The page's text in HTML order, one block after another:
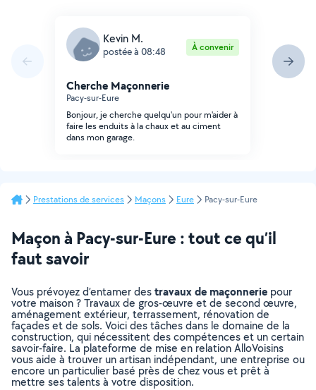
Kevin M.
postée à 08:48 À convenir
Cherche Maçonnerie
Pacy-sur-Eure
Bonjour, je cherche quelqu'un pour m'aider à
faire les enduits à la chaux et au ciment
dans mon garage.
Prestations de services Maçons Eure Pacy-sur-Eure
Maçon à Pacy-sur-Eure : tout ce qu’il
faut savoir
Vous prévoyez d’entamer destravaux de maçonnerie pour
votre maison ? Travaux de gros-œuvre et de second œuvre,
aménagement extérieur, terrassement, rénovation de
façades et de sols. Voici des tâches dans le domaine de la
construction, qui nécessitent des compétences et un certain
savoir-faire. La plateforme de mise en relation AlloVoisins
vous aide à trouver un artisan indépendant, une entreprise ou
encore un particulier basé près de chez vous et prêt à
mettre ses talents à votre disposition.